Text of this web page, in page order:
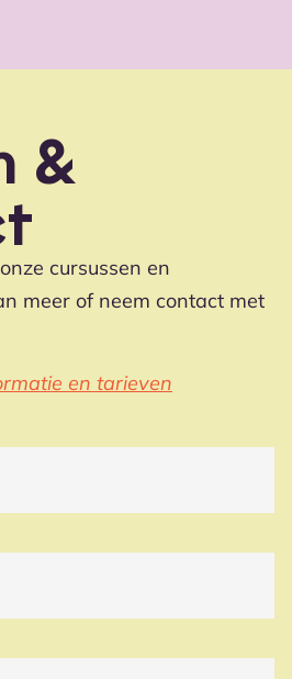
&
cursussen en
meer of neem contact met
en tarieven